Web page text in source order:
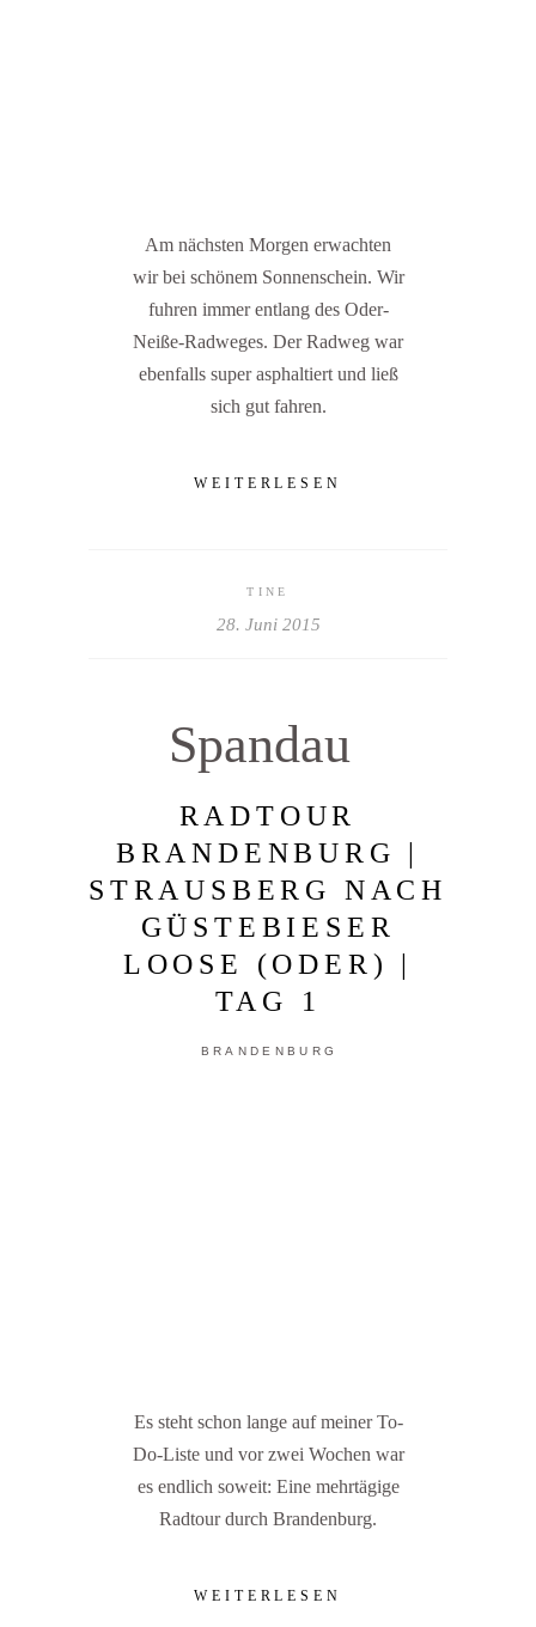
Am nächsten Morgen erwachten
wir bei schönem Sonnenschein. Wir
fuhren immer entlang des Oder-
Neiße-Radweges. Der Radweg war
ebenfalls super asphaltiert und ließ
sich gut fahren.
WEITERLESEN
TINE
28. Juni 2015
Spandau
RADTOUR
BRANDENBURG |
STRAUSBERG NACH
GÜSTEBIESER
LOOSE (ODER) |
TAG 1
BRANDENBURG
Es steht schon lange auf meiner To-
Do-Liste und vor zwei Wochen war
es endlich soweit: Eine mehrtägige
Radtour durch Brandenburg.
WEITERLESEN